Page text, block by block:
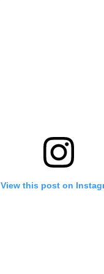
View this post on